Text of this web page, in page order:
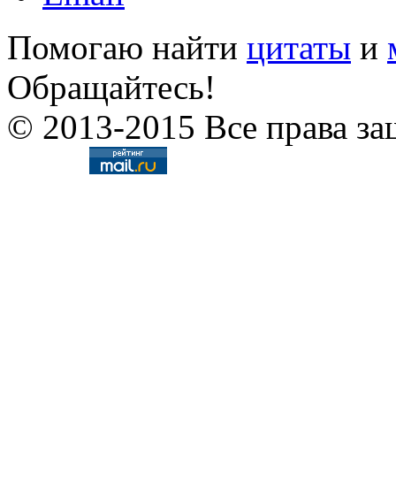
Помогаю найти цитаты и
Обращайтесь!
© 2013-2015 Все права